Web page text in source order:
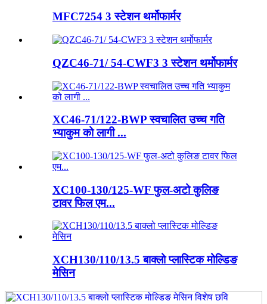
MFC7254 3 स्टेशन थर्मोफार्मर
QZC46-71/ 54-CWF3 3 स्टेशन थर्मोफार्मर
XC46-71/122-BWP स्वचालित उच्च गति
भ्याकुम को लागी ...
XC100-130/125-WF फुल-अटो कुलिङ
टावर फिल एम...
XCH130/110/13.5 बाक्लो प्लास्टिक मोल्डिङ
मेसिन